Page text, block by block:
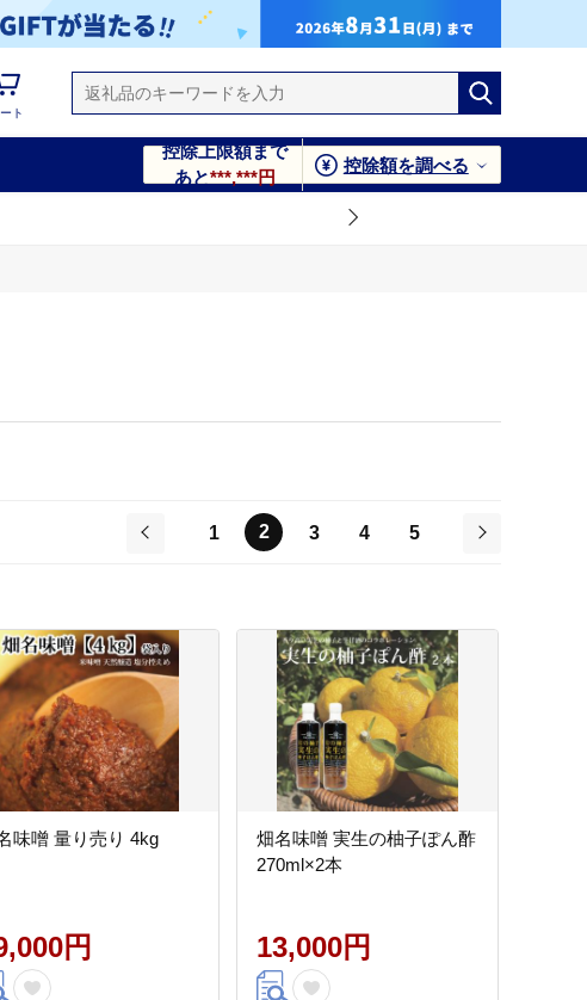
ト
控除上限額まで
あと***,***円
控除額を調べる
1 2 3 4
5
味噌 量り売り 4kg
円
畑名味噌 実生の柚子ぽん酢
270ml×2本
13,000円